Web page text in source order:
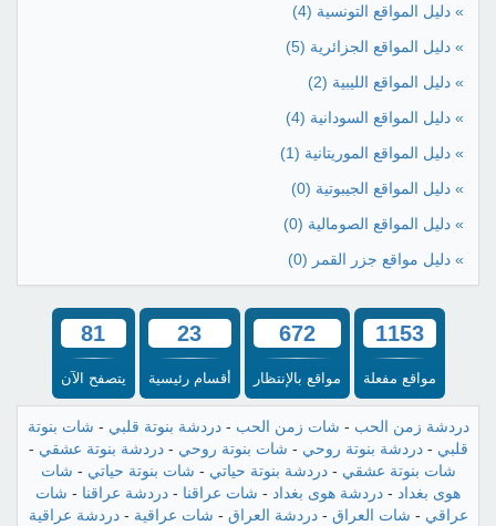
» دليل المواقع التونسية (4)
» دليل المواقع الجزائرية (5)
» دليل المواقع الليبية (2)
» دليل المواقع السودانية (4)
» دليل المواقع الموريتانية (1)
» دليل المواقع الجيبوتية (0)
» دليل المواقع الصومالية (0)
» دليل مواقع جزر القمر (0)
1153
مواقع مفعلة
672
مواقع بالإنتظار
23
أقسام رئيسية
81
يتصفح الآن
دردشة زمن الحب - شات زمن الحب -دردشة بنوتة قلبي - شات بنوتة
قلبي -دردشة بنوتة روحي - شات بنوتة روحي -دردشة بنوتة عشقي -
شات بنوتة عشقي -دردشة بنوتة حياتي - شات بنوتة حياتي - شات
هوى بغداد - دردشة هوى بغداد - شات عراقنا - دردشة عراقنا - شات
عراقي - شات العراق -دردشة العراق - شات عراقية -دردشة عراقية